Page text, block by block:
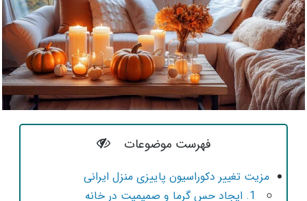
فهرست موضوعات
مزیت تغییر دکوراسیون پاییزی منزل ایرانی